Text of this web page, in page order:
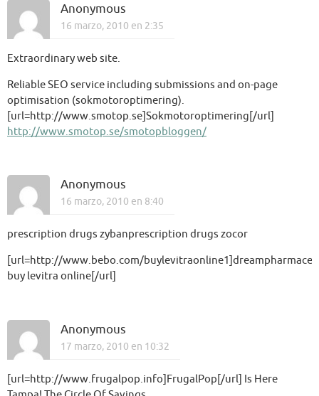
Anonymous
16 marzo, 2010 en 2:35
Extraordinary web site.
Reliable SEO service including submissions and on-page
optimisation (sokmotoroptimering).
[url=http://www.smotop.se]Sokmotoroptimering[/url]
http://www.smotop.se/smotopbloggen/
Anonymous
16 marzo, 2010 en 8:40
prescription drugs zybanprescription drugs zocor
[url=http://www.bebo.com/
buy levitra online[/url]
Anonymous
17 marzo, 2010 en 10:32
[url=http://www.frugalpop.info]FrugalPop[/url] Is Here